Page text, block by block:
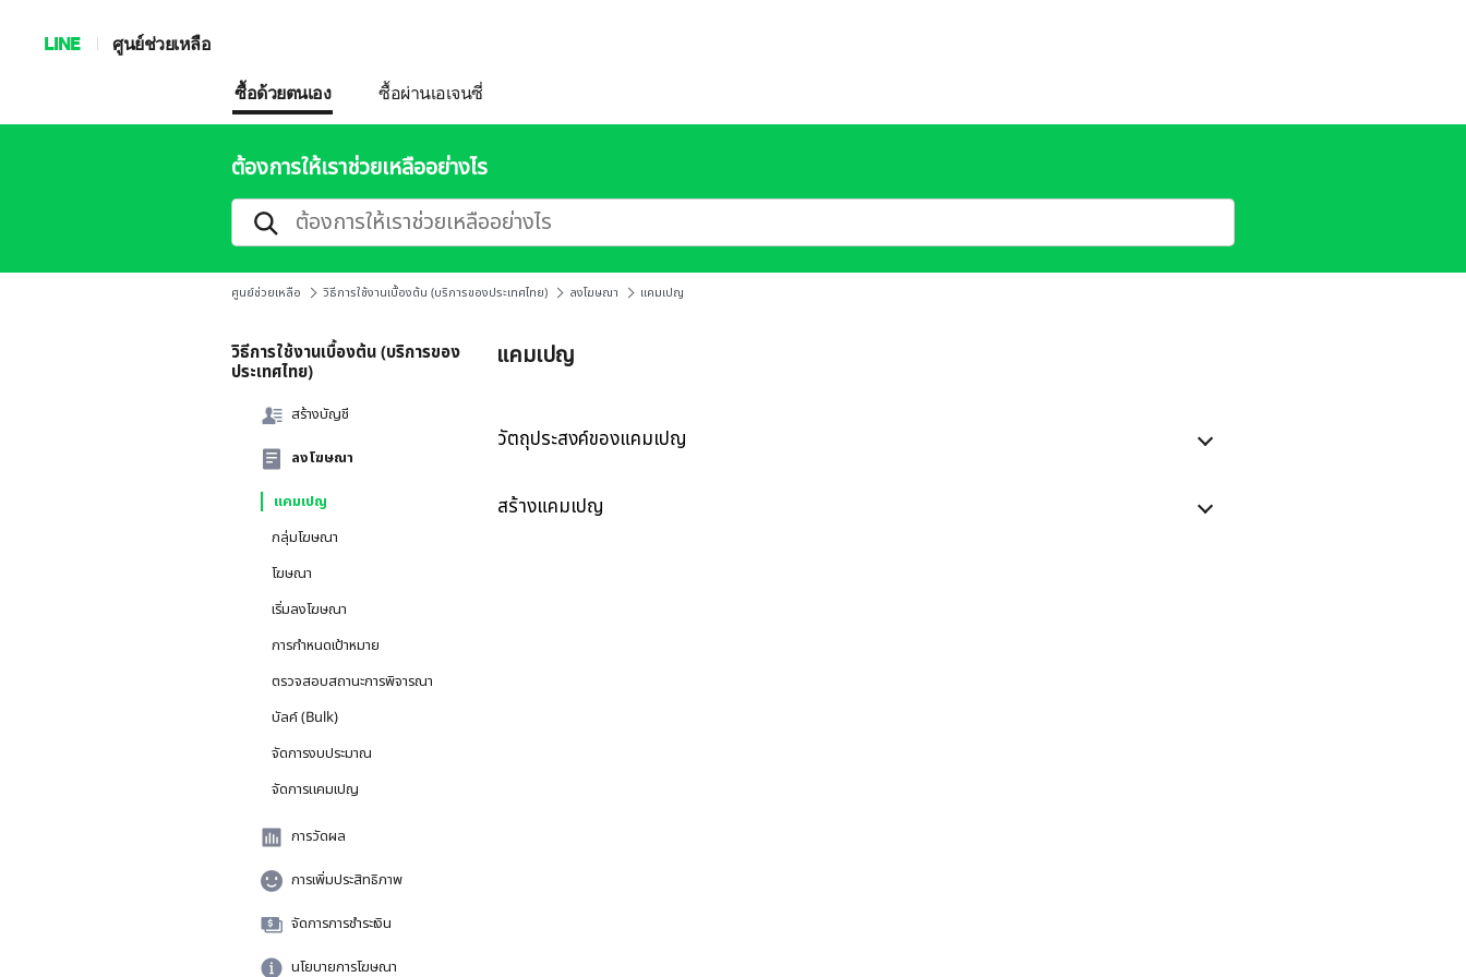
LINE ศูนย์ช่วยเหลือ
ซื้อด้วยตนเอง ซื้อผ่านเอเจนซี่
ต้องการให้เราช่วยเหลืออย่างไร
ศูนย์ช่วยเหลือ วิธีการใช้งานเบื้องต้น (บริการของประเทศไทย) ลงโฆษณา แคมเปญ
วิธีการใช้งานเบื้องต้น (บริการของ
ประเทศไทย)
สร้างบัญชี
ลงโฆษณา
แคมเปญ
กลุ่มโฆษณา
โฆษณา
เริ่มลงโฆษณา
การกำหนดเป้าหมาย
ตรวจสอบสถานะการพิจารณา
บัลค์ (Bulk)
จัดการงบประมาณ
จัดการแคมเปญ
การวัดผล
การเพิ่มประสิทธิภาพ
จัดการการชำระเงิน
นโยบายการโฆษณา
แคมเปญ
วัตถุประสงค์ของแคมเปญ
สร้างแคมเปญ